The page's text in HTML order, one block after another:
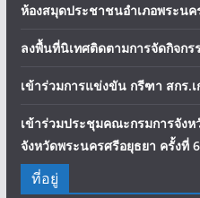
ห้องสมุดประชาชนอำเภอพระนค
ลงพื้นที่นิเทศติดตามการจัดกิจก
เข้าร่วมการแข่งขัน กรีฑา สกร.
เข้าร่วมประชุมคณะกรมการจัง
จังหวัดพระนครศรีอยุธยา ครั้งที่
ที่อยู่